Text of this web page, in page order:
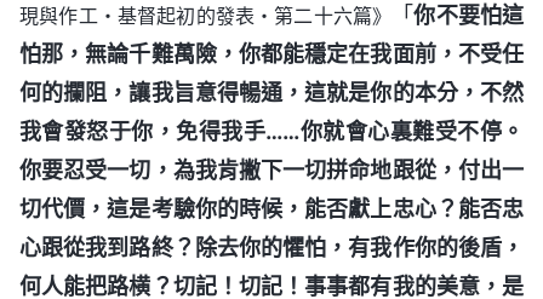
現與作工・基督起初的發表・第二十六篇》
「你不要怕這
怕那，無論千難萬險，你都能穩定在我面前，不受任
何的攔阻，讓我旨意得暢通，這就是你的本分，不然
我會發怒于你，免得我手……你就會心裏難受不停。
你要忍受一切，為我肯撇下一切拼命地跟從，付出一
切代價，這是考驗你的時候，能否獻上忠心？能否忠
心跟從我到路終？除去你的懼怕，有我作你的後盾，
何人能把路横？切記！切記！事事都有我的美意，是